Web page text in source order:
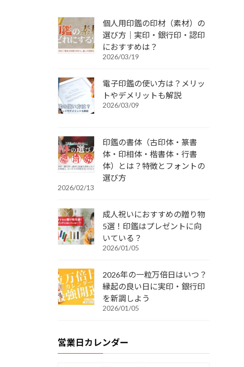
個人用印鑑の印材（素材）の
選び方｜実印・銀行印・認印
におすすめは？
2026/03/19
電子印鑑の使い方は？メリッ
トやデメリットも解説
2026/03/09
印鑑の書体（古印体・篆書
体・印相体・楷書体・行書
体）とは？特徴とフォントの
選び方
2026/02/13
成人祝いにおすすめの贈り物
5選！印鑑はプレゼントに向
いている？
2026/01/05
2026年の一粒万倍日はいつ？
縁起の良い日に実印・銀行印
を新調しよう
2026/01/05
営業日カレンダー